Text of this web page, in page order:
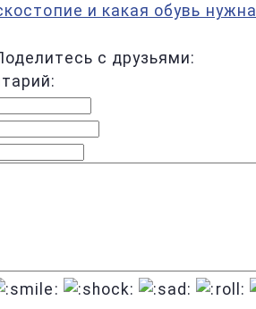
и какая обувь нужна
с друзьями: